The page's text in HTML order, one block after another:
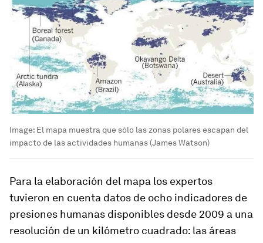
Image: El mapa muestra que sólo las zonas polares escapan del
impacto de las actividades humanas (James Watson)
Para la elaboración del mapa los expertos
tuvieron en cuenta datos de ocho indicadores de
presiones humanas disponibles desde 2009 a una
resolución de un kilómetro cuadrado: las áreas